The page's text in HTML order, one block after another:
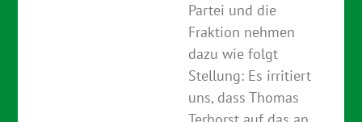
Partei und die
Fraktion nehmen
dazu wie folgt
Stellung: Es irritiert
uns, dass Thomas